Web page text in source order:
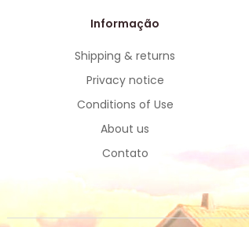
Informação
Shipping & returns
Privacy notice
Conditions of Use
About us
Contato